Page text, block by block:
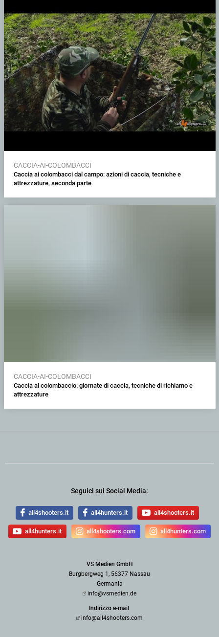
CACCIA-AI-COLOMBACCI
Caccia ai colombacci dal campo: azioni di caccia, tecniche e
attrezzature, seconda parte
CACCIA-AI-COLOMBACCI
Caccia al colombaccio: giornate di caccia, tecniche di richiamo e
attrezzature
Seguici sui Social Media:
all4shooters.it all4hunters.it all4shooters.it
all4hunters.it all4shooters.com all4hunters.com
VS Medien GmbH
Burgbergweg 1, 56377 Nassau
Germania
info@vsmedien.de
Indirizzo e-mail
info@all4shooters.com